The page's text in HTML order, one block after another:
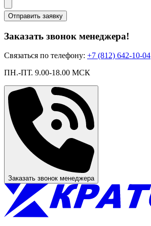
Отправить заявку
Заказать звонок менеджера!
Связаться по телефону: +7 (812) 642-10-04
ПН.-ПТ. 9.00-18.00 МСК
Заказать звонок менеджера